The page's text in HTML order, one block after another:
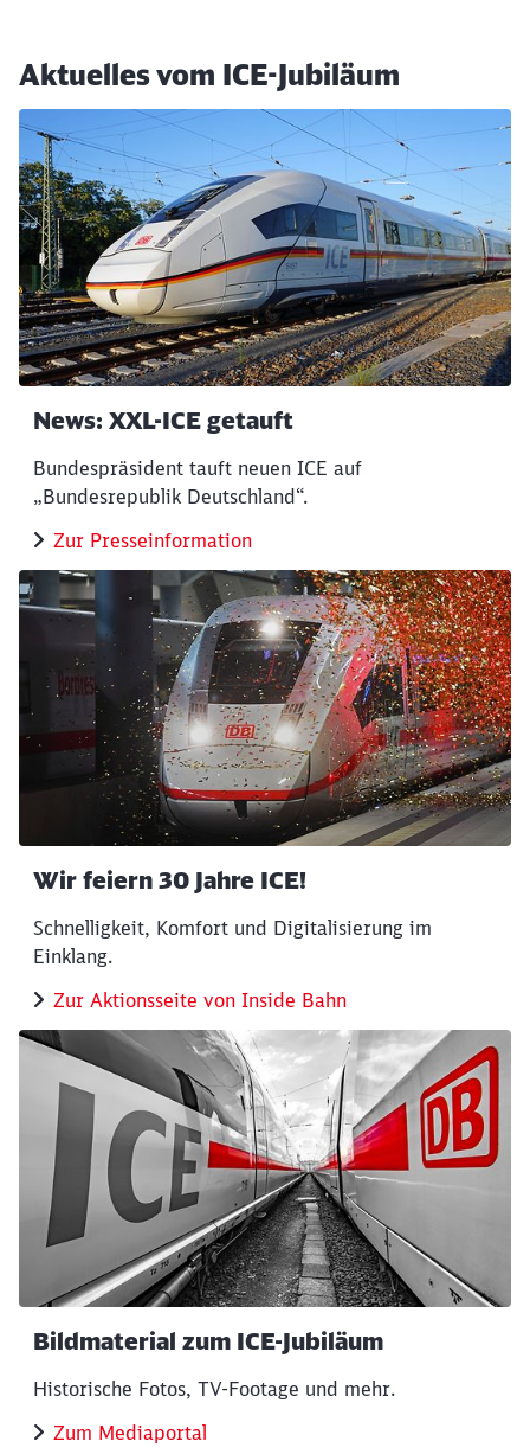
Ende des Sliders
Aktuelles vom ICE-Jubiläum
News: XXL-ICE getauft
Bundespräsident tauft neuen ICE auf
„Bundesrepublik Deutschland“.
Zur Presseinformation
Wir feiern 30 Jahre ICE!
Schnelligkeit, Komfort und Digitalisierung im
Einklang.
Zur Aktionsseite von Inside Bahn
Bildmaterial zum ICE-Jubiläum
Historische Fotos, TV-Footage und mehr.
Zum Mediaportal